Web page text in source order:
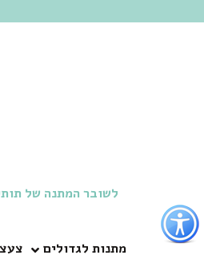
כפתור
לפתיחת
תפריט
נגישות
לשובר המתנה של
מתנות לגדולים